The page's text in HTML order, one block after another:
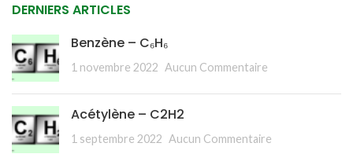
DERNIERS ARTICLES
Benzène – C₆H₆
1 novembre 2022 Aucun Commentaire
Acétylène – C2H2
1 septembre 2022 Aucun Commentaire